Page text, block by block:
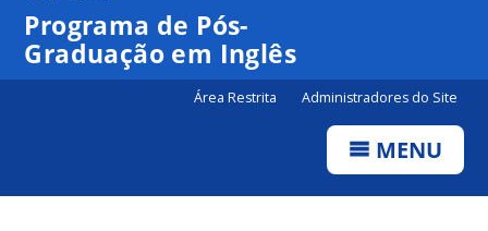
Programa de Pós-
Graduação em Inglês
Área Restrita Administradores do Site
MENU